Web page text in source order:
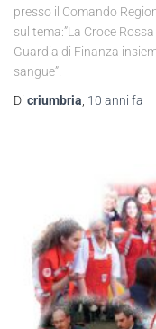
presso il Comando
sul tema:”La Croce
Guardia di Finanza
sangue”.
Di criumbria 10 anni fa